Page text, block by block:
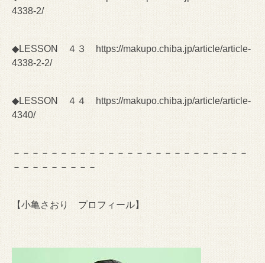
4338-2/
◆LESSON ４３
https://makupo.chiba.jp/article/article-
4338-2-2/
◆LESSON ４４
https://makupo.chiba.jp/article/article-
4340/
－－－－－－－－－－－－－－－－－－－－－－－－－
－－－－－－－－－
【小亀さおり プロフィール】